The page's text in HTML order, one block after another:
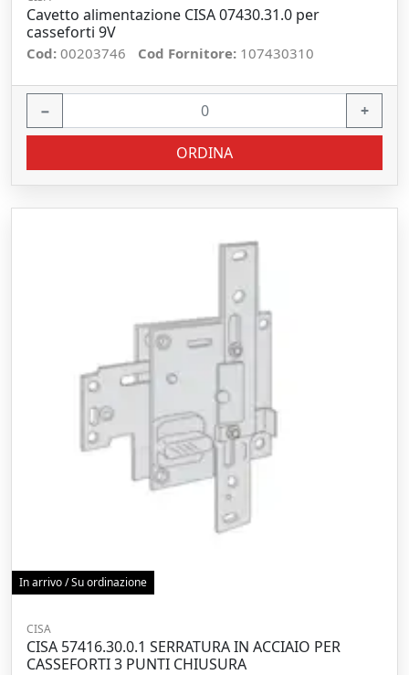
Cavetto alimentazione CISA 07430.31.0 per
casseforti 9V
Cod: 00203746 Cod Fornitore: 107430310
− +
ORDINA
In arrivo / Su ordinazione
CISA
CISA 57416.30.0.1 SERRATURA IN ACCIAIO PER
CASSEFORTI 3 PUNTI CHIUSURA